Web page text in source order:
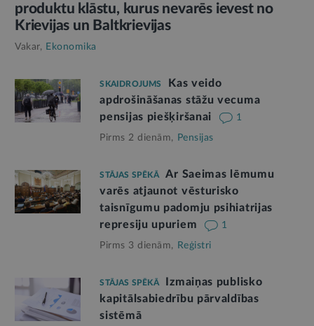
produktu klāstu, kurus nevarēs ievest no
Krievijas un Baltkrievijas
Vakar, Ekonomika
SKAIDROJUMS
Kas veido
apdrošināšanas stāžu vecuma
pensijas piešķiršanai
1
Pirms 2 dienām, Pensijas
STĀJAS SPĒKĀ
Ar Saeimas lēmumu
varēs atjaunot vēsturisko
taisnīgumu padomju psihiatrijas
represiju upuriem
1
Pirms 3 dienām, Reģistri
STĀJAS SPĒKĀ
Izmaiņas publisko
kapitālsabiedrību pārvaldības
sistēmā